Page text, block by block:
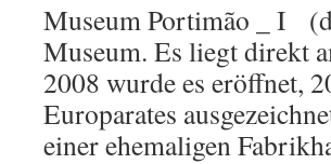
Museum Portimão _ I
Museum. Es liegt direkt
2008 wurde es eröffnet,
Europarates
einer ehemaligen